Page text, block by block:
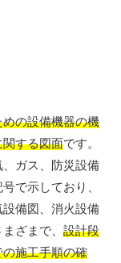
の設備機器の機
する図面です。
ガス、防災設備
で示しており、
備図、消火設備
ざまで、 設計段
施工手順の確